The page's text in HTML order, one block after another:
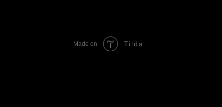
Made on Tilda